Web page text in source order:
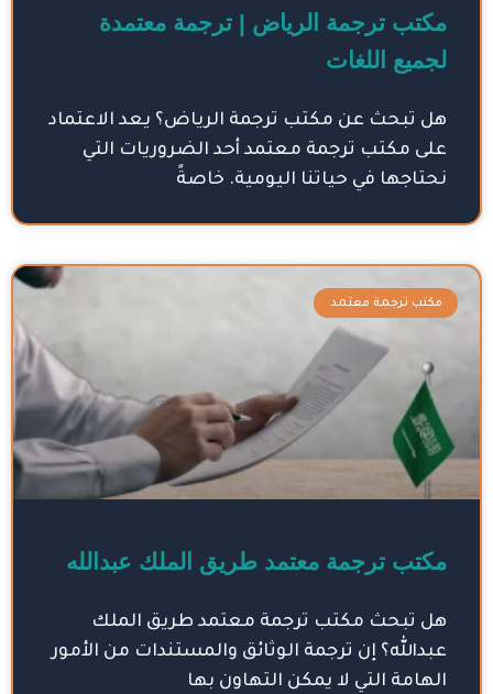
مكتب ترجمة الرياض | ترجمة معتمدة
لجميع اللغات
هل تبحث عن مكتب ترجمة الرياض؟ يعد الاعتماد
على مكتب ترجمة معتمد أحد الضروريات التي
نحتاجها في حياتنا اليومية. خاصةً
مكتب ترجمة معتمد
مكتب ترجمة معتمد طريق الملك عبدالله
هل تبحث مكتب ترجمة معتمد طريق الملك
عبدالله؟ إن ترجمة الوثائق والمستندات من الأمور
الهامة التي لا يمكن التهاون بها